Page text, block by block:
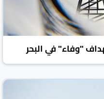
"وفاء" في البحر